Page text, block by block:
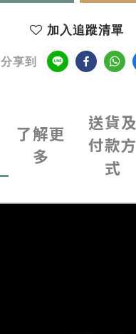
加入追蹤清單
分享到
了解更
多
送貨及
付款方
式